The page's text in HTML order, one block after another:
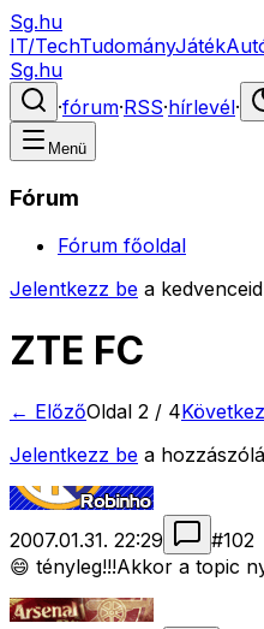
Sg.hu
IT/TechTudományJáték
Sg.hu
·fórum·RSS·hírlevél·
Menü
Fórum
Fórum főoldal
Jelentkezz be a
ZTE FC
← ElőzőOldal 2 / 4
Jelentkezz be a
2007.01.31. 22:29 #102
😄 tényleg!!!Akkor a topic